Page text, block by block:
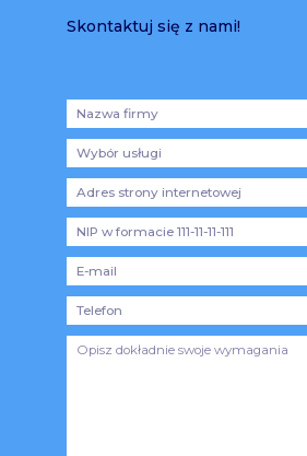
Skontaktuj się z nami!